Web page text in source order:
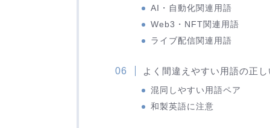
AI・自動化関連用語
Web3・NFT関連用語
ライブ配信関連用語
よく間違えやすい用語の正
混同しやすい用語ペア
和製英語に注意